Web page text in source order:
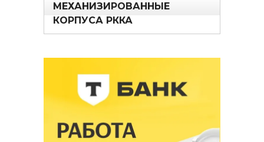
МЕХАНИЗИРОВАННЫЕ
КОРПУСА РККА